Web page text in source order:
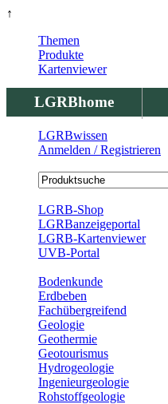
↑
LGRBhome
Themen
Produkte
Kartenviewer
LGRBwissen
Anmelden / Registrieren
LGRB-Shop
LGRBanzeigeportal
LGRB-Kartenviewer
UVB-Portal
Bodenkunde
Erdbeben
Fachübergreifend
Geologie
Geothermie
Geotourismus
Hydrogeologie
Ingenieurgeologie
Rohstoffgeologie